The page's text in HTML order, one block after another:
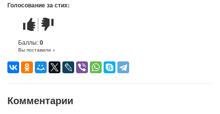
Голосование за стих:
Стих
понравился
Стих
не
понравился
Баллы:0
Вы поставили +
Комментарии